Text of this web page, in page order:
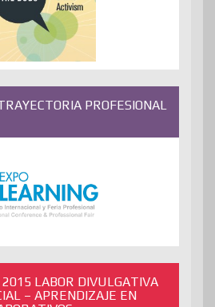
PROFESIONAL
LABOR DIVULGATIVA
– APRENDIZAJE EN